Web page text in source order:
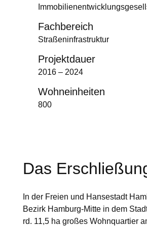
Fachbereich
Straßeninfrastruktur
Projektdauer
2016 – 2024
Wohneinheiten
800
Das
In der Freien und Hansestadt
Bezirk Hamburg-Mitte in dem
rd. 11,5 ha großes Wohnquartier